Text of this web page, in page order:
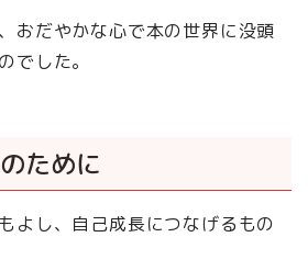
おだやかな心で本の世界に没頭
でした。
ために
よし、自己成長につなげるもの